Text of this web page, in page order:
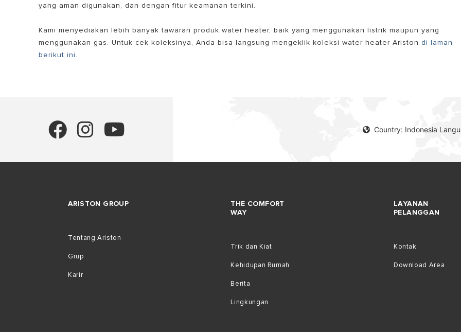
yang aman digunakan, dan dengan fitur keamanan terkini.
Kami menyediakan lebih banyak tawaran produk water heater, baik yang menggunakan listrik maupun yang
menggunakan gas. Untuk cek koleksinya, Anda bisa langsung mengeklik koleksi water heater Ariston di laman
berikut ini.
Country: Indonesia
ARISTON GROUP
Tentang Ariston
Grup
Karir
THE COMFORT
WAY
Trik dan Kiat
Kehidupan Rumah
Berita
Lingkungan
LAYANAN
PELANGGAN
Kontak
Download Area